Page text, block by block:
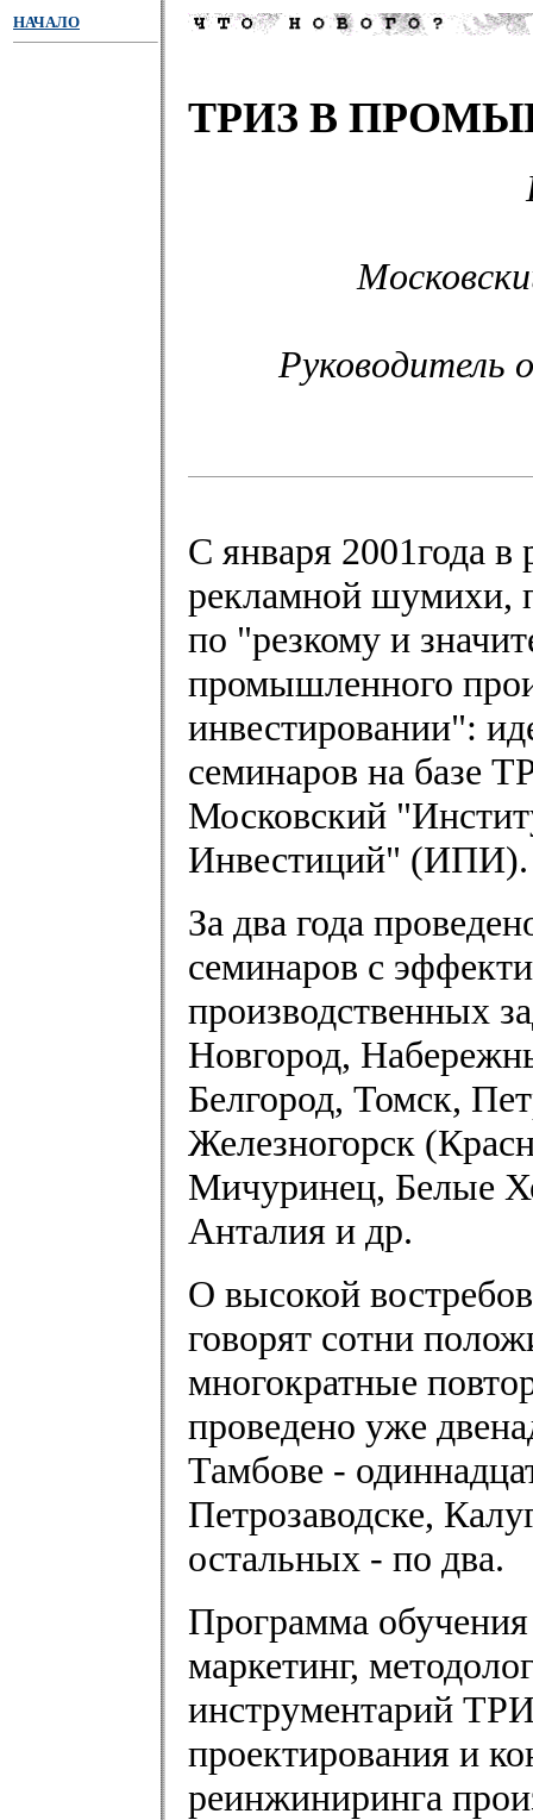
НАЧАЛО
ТРИЗ В
Руководитель
С января 2001года
рекламной шумихи,
по "резкому и
промышленного
инвестировании":
семинаров на базе
Московский
Инвестиций" (ИПИ).
За два года
семинаров с
производственных
Новгород,
Белгород, Томск,
Железногорск
Мичуринец, Белые
Анталия и др.
О высокой
говорят сотни
многократные
проведено уже
Тамбове -
Петрозаводске,
остальных - по два.
Программа
маркетинг,
инструментарий
проектирования и
реинжиниринга